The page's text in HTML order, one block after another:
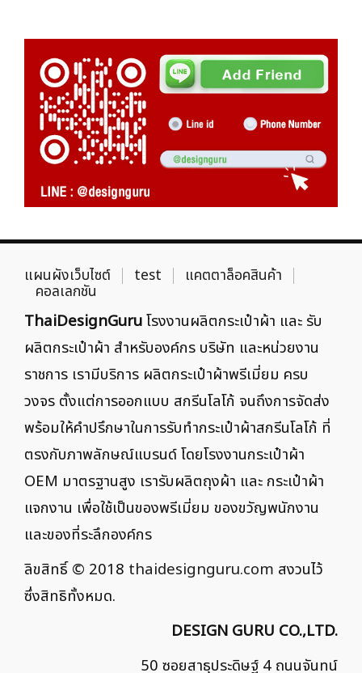
แผนผังเว็บไซต์ test แคตตาล็อคสินค้า
คอลเลกชัน
ThaiDesignGuruโรงงานผลิตกระเป๋าผ้า และ รับ
ผลิตกระเป๋าผ้า สำหรับองค์กร บริษัท และหน่วยงาน
ราชการ เรามีบริการ ผลิตกระเป๋าผ้าพรีเมี่ยม ครบ
วงจร ตั้งแต่การออกแบบ สกรีนโลโก้ จนถึงการจัดส่ง
พร้อมให้คำปรึกษาในการรับทำกระเป๋าผ้าสกรีนโลโก้ ที่
ตรงกับภาพลักษณ์แบรนด์ โดยโรงงานกระเป๋าผ้า
OEM มาตรฐานสูง เรารับผลิตถุงผ้า และ กระเป๋าผ้า
แจกงาน เพื่อใช้เป็นของพรีเมี่ยม ของขวัญพนักงาน
และของที่ระลึกองค์กร
ลิขสิทธิ์ © 2018 thaidesignguru.com สงวนไว้
ซึ่งสิทธิทั้งหมด.
DESIGN GURU CO.,LTD.
50 ซอยสาธุประดิษฐ์ 4 ถนนจันทน์